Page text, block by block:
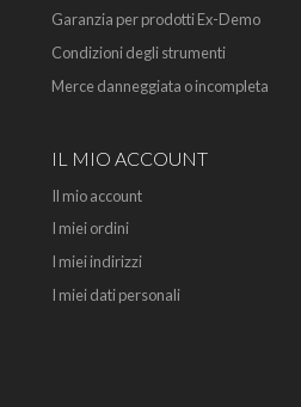
Garanzia per prodotti Ex-Demo
Condizioni degli strumenti
Merce danneggiata o incompleta
IL MIO ACCOUNT
Il mio account
I miei ordini
I miei indirizzi
I miei dati personali